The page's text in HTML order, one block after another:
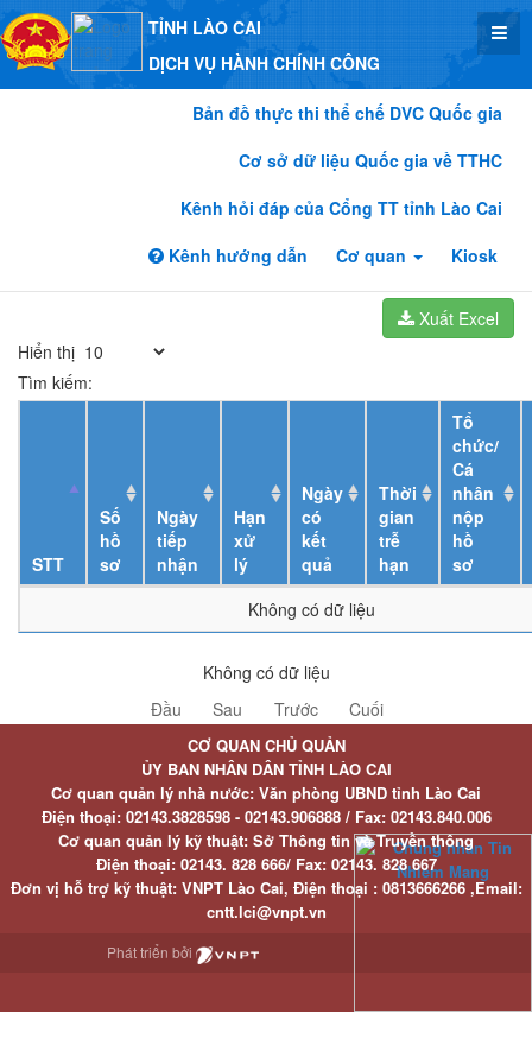
TỈNH LÀO CAI
DỊCH VỤ HÀNH CHÍNH CÔNG
Bản đồ thực thi thể chế DVC Quốc gia
Cơ sở dữ liệu Quốc gia về TTHC
Kênh hỏi đáp của Cổng TT tỉnh Lào Cai
Kênh hướng dẫn
Cơ quan Kiosk
Xuất Excel
Hiển thị
Tìm kiếm:
STT
Số
hồ
sơ
Ngày
tiếp
nhận
Hạn
xử
lý
Ngày
có
kết
quả
Thời
gian
trễ
hạn
Tổ
chức/
Cá
nhân
nộp
hồ
sơ
Không có dữ liệu
Không có dữ liệu
Đầu
Sau Trước Cuối
CƠ QUAN CHỦ QUẢN
ỦY BAN NHÂN DÂN TỈNH LÀO CAI
Cơ quan quản lý nhà nước: Văn phòng UBND tỉnh Lào Cai
Điện thoại:02143.3828598 - 02143.906888 / Fax:02143.840.006
Cơ quan quản lý kỹ thuật: Sở Thông tin và Truyền thông
Điện thoại:02143. 828 666/ Fax:02143. 828 667
Đơn vị hỗ trợ kỹ thuật: VNPT Lào Cai, Điện thoại : 0813666266 ,Email:
cntt.lci@vnpt.vn
Phát triển bởi